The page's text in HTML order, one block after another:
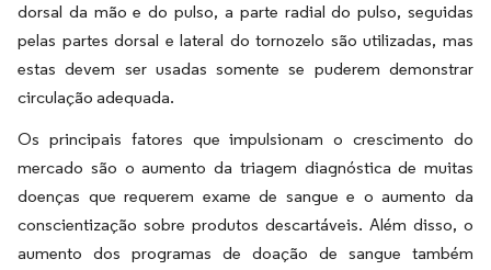
dorsal da mão e do pulso, a parte radial do pulso, seguidas
pelas partes dorsal e lateral do tornozelo são utilizadas, mas
estas devem ser usadas somente se puderem demonstrar
circulação adequada.
Os principais fatores que impulsionam o crescimento do
mercado são o aumento da triagem diagnóstica de muitas
doenças que requerem exame de sangue e o aumento da
conscientização sobre produtos descartáveis. Além disso, o
aumento dos programas de doação de sangue também